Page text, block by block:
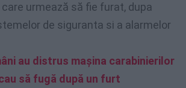
urmează să fie furat, dupa
de siguranta si a alarmelor
au distrus mașina carabinierilor
să fugă după un furt